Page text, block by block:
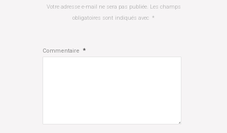
Votre adresse e-mail ne sera pas publiée. Les champs
obligatoires sont indiqués avec *
Commentaire *